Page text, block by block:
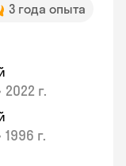
3 года опыта
2022 г.
1996 г.